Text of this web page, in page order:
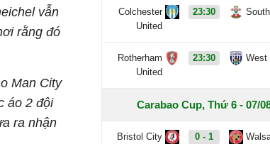
vẫn
rằng đó
Man City
áo 2 đội
ra nhận
Colchester
United
23:30
Rotherham
United
23:30 West
Carabao Cup, Thứ 6 - 07/
Bristol City 0 - 1